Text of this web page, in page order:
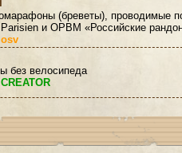
(бреветы), проводимые
Parisien и ОРВМ «Российские
osv
без велосипеда
CREATOR